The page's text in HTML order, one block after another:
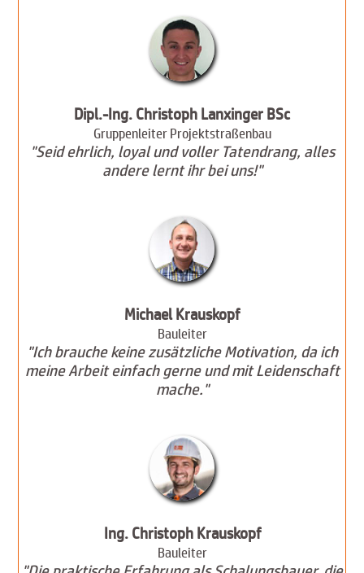
Dipl.-Ing. Christoph Lanxinger BSc
Gruppenleiter Projektstraßenbau
"Seid ehrlich, loyal und voller Tatendrang, alles
andere lernt ihr bei uns!"
Michael Krauskopf
Bauleiter
"Ich brauche keine zusätzliche Motivation, da ich
meine Arbeit einfach gerne und mit Leidenschaft
mache."
Ing. Christoph Krauskopf
Bauleiter